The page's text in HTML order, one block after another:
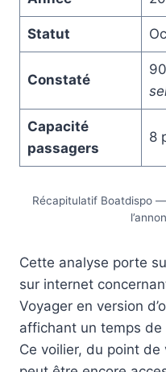
Statut
Constaté
Capacité
passagers
8
Récapitulatif Boatdispo
Cette analyse porte
sur internet
Voyager en version
affichant un temps
Ce voilier, du point